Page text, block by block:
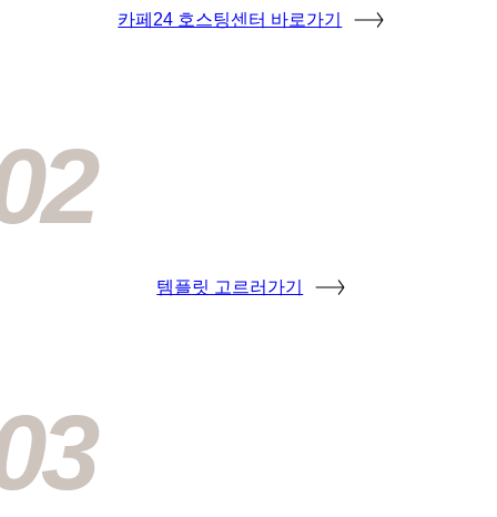
카페24 호스팅센터 바로가기
템플릿 고르러가기